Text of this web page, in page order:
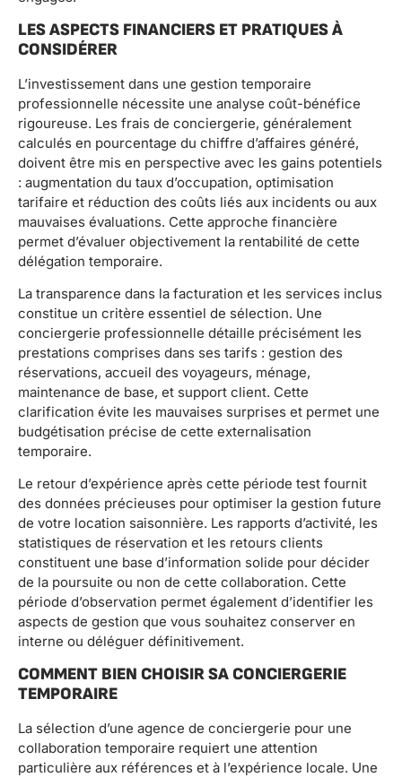
LES ASPECTS FINANCIERS ET PRATIQUES À
CONSIDÉRER
L’investissement dans une gestion temporaire
professionnelle nécessite une analyse coût-bénéfice
rigoureuse. Les frais de conciergerie, généralement
calculés en pourcentage du chiffre d’affaires généré,
doivent être mis en perspective avec les gains potentiels
: augmentation du taux d’occupation, optimisation
tarifaire et réduction des coûts liés aux incidents ou aux
mauvaises évaluations. Cette approche financière
permet d’évaluer objectivement la rentabilité de cette
délégation temporaire.
La transparence dans la facturation et les services inclus
constitue un critère essentiel de sélection. Une
conciergerie professionnelle détaille précisément les
prestations comprises dans ses tarifs : gestion des
réservations, accueil des voyageurs, ménage,
maintenance de base, et support client. Cette
clarification évite les mauvaises surprises et permet une
budgétisation précise de cette externalisation
temporaire.
Le retour d’expérience après cette période test fournit
des données précieuses pour optimiser la gestion future
de votre location saisonnière. Les rapports d’activité, les
statistiques de réservation et les retours clients
constituent une base d’information solide pour décider
de la poursuite ou non de cette collaboration. Cette
période d’observation permet également d’identifier les
aspects de gestion que vous souhaitez conserver en
interne ou déléguer définitivement.
COMMENT BIEN CHOISIR SA CONCIERGERIE
TEMPORAIRE
La sélection d’une agence de conciergerie pour une
collaboration temporaire requiert une attention
particulière aux références et à l’expérience locale. Une